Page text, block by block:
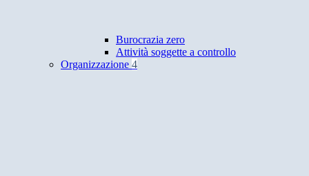
Burocrazia zero
Attività soggette a controllo
Organizzazione 4